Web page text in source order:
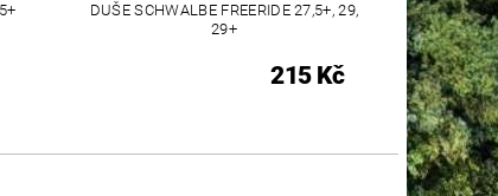
DUŠE SCHWALBE FREERIDE 27,5+, 29,
29+
215 Kč